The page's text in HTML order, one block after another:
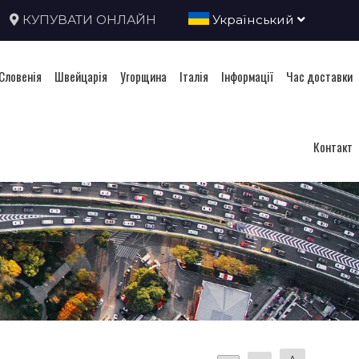
КУПУВАТИ ОНЛАЙН Український
Словенія Швейцарія Угорщина Італія Інформації Час доставки
Контакт